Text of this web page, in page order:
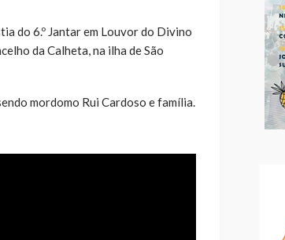
do 6.º Jantar em Louvor do Divino
da Calheta, na ilha de São
mordomo Rui Cardoso e família.